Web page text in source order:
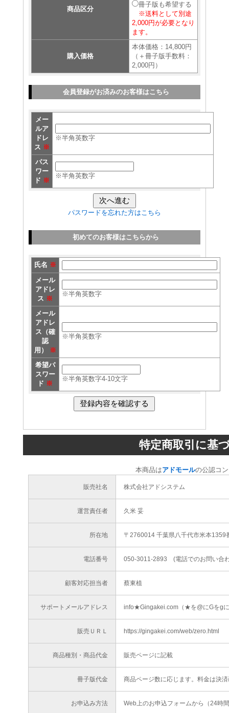
商品区分
冊子版も希望する
※送料として別途
2,000円が必要となり
ます。
購入価格
本体価格：14,800円
（＋冊子版手数料：
2,000円）
会員登録がお済みのお客様はこちら
メー
ルア
ドレ
ス ※
※半角英数字
パス
ワー
ド ※
※半角英数字
パスワードを忘れた方はこちら
初めてのお客様はこちらから
氏名 ※
メール
アドレ
ス ※
※半角英数字
メール
アドレ
ス（確
認
用）
※
※半角英数字
希望パ
スワー
ド ※
※半角英数字4-10文字
特定商取引に基
本商品はアドモールの公認コ
販売社名 株式会社アドシステム
運営責任者 久米 妥
所在地 〒2760014 千葉県八千代市米本1359
電話番号 050-3011-2893 (電話でのお問い合
顧客対応担当者 蔡東植
サポートメールアドレス info★Gingakei.com（★を@にGをg
販売ＵＲＬ https://gingakei.com/web/zero.html
商品種別・商品代金 販売ページに記載
冊子版代金 商品ページ数に応じます。料金は決
お申込み方法 Web上のお申込フォームから（24時